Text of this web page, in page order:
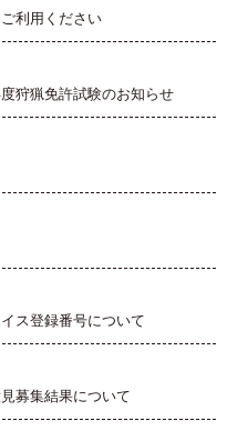
利用ください
狩猟免許試験のお知らせ
ス登録番号について
募集結果について